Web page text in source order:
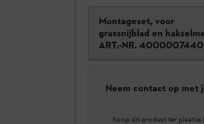
Montageset, voor
grassnijblad en
ART.-NR.
Neem contact op met
Koop dit product ter plaatse